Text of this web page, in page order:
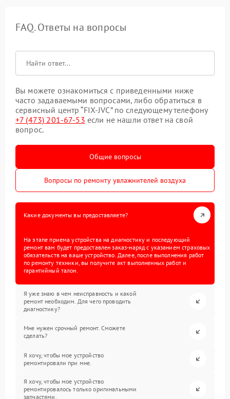
FAQ. Ответы на вопросы
Вы можете ознакомиться с приведенными ниже
часто задаваемыми вопросами, либо обратиться в
сервисный центр “FIX-JVC” по следующему телефону
+7 (473) 201-67-53 если не нашли ответ на свой
вопрос.
Общие вопросы
Вопросы по ремонту увлажнителей воздуха
Какие документы вы предоставляете?
На этапе приема устройства на диагностику и последующий
ремонт вам будет предоставлен заказ-наряд с указанием страховых
обязательств на ваше устройство. Далее, после выполнения работ
по ремонту техники, вы получите акт выполненных работ и
гарантийный талон.
Я уже знаю в чем неисправность и какой
ремонт необходим. Для чего проводить
диагностику?
Мне нужен срочный ремонт. Сможете
сделать?
Я хочу, чтобы мое устройство
ремонтировали при мне.
Я хочу, чтобы мое устройство
ремонтировалось только оригинальными
запчастями.